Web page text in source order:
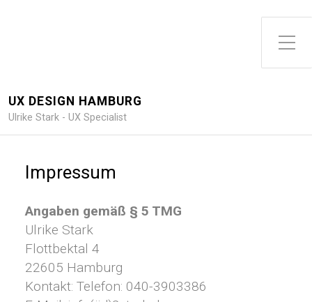
Toggle Side Menu
UX DESIGN HAMBURG
Ulrike Stark - UX Specialist
Impressum
Angaben gemäß § 5 TMG
Ulrike Stark
Flottbektal 4
22605 Hamburg
Kontakt: Telefon: 040-3903386